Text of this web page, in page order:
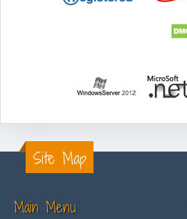
Site Map
Main Menu